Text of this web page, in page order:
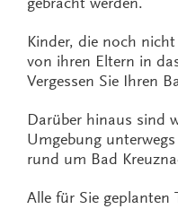
gebracht werden.
Kinder, die noch
von ihren Eltern in
Vergessen Sie Ihren
Darüber hinaus sind
Umgebung
rund um Bad
Alle für Sie geplanten